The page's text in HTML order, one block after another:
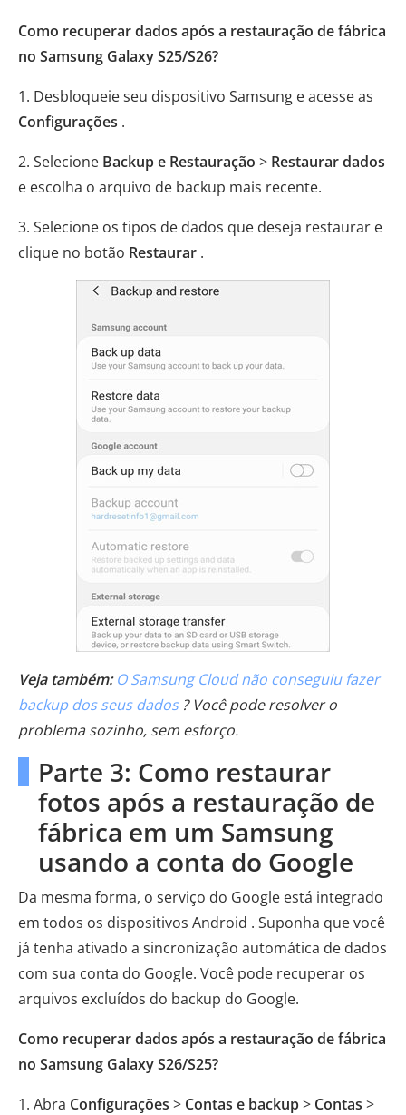
Como recuperar dados após a restauração de fábrica
no Samsung Galaxy S25/S26?
1. Desbloqueie seu dispositivo Samsung e acesse as
Configurações .
2. Selecione Backup e Restauração > Restaurar dados
e escolha o arquivo de backup mais recente.
3. Selecione os tipos de dados que deseja restaurar e
clique no botão Restaurar .
Veja também: O Samsung Cloud não conseguiu fazer
backup dos seus dados? Você pode resolver o
problema sozinho, sem esforço.
Parte 3: Como restaurar
fotos após a restauração de
fábrica em um Samsung
usando a conta do Google
Da mesma forma, o serviço do Google está integrado
em todos os dispositivos Android . Suponha que você
já tenha ativado a sincronização automática de dados
com sua conta do Google. Você pode recuperar os
arquivos excluídos do backup do Google.
Como recuperar dados após a restauração de fábrica
no Samsung Galaxy S26/S25?
1. Abra Configurações > Contas e backup> Contas >